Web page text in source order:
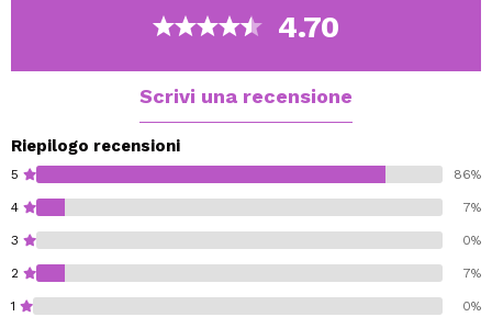
Stimola la crescita dei capelli
Rafforza il follicolo, da più volume
Da più brillantezza e morbidezza
Migliora la sopravvivenza del ciclo capillare
Pulizia efficace, soprattutto per capelli grassi
Adatto a tutti i tipi di capelli, in particolare ai capelli
grassi, deboli e fragili.
4.70
Scrivi una recensione
Riepilogo recensioni
5 86%
4 7%
3 0%
2 7%
1 0%